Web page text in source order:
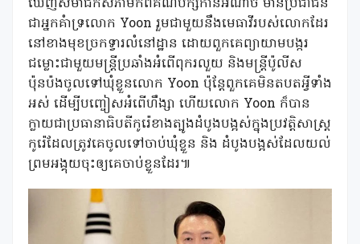
ឃើញសមាជិកសភាមកពីគណបក្សកាន់អំណាច មានប្រជាជន
ជាអ្នកគំាទ្រលោក Yoon រួមជាមួយនឹងមេធាវីរបស់លោកដែរ
នៅខាងមុខច្រកទ្វារលំនៅដ្ឋាន ដោយពួកគេព្យាយាមបង្ករ
ជម្លោះជាមួយមន្ត្រីប្រឆាំងអំពើពុករលួយ និងមន្រ្តីប៉ូលីស
ប៉ុនប៉ងចូលទៅឃុំខ្លួនលោក Yoon ប៉ុន្តែពួកគេមិនតបតអ្វីទាំង
អស់ ដើម្បីបញ្ចៀសអំពើហឹង្សា ហើយលោក Yoon ក៏បាន
ក្លាយជាប្រធានាធិបតីកូរ៉េខាងត្បូងដំបូងបង្អស់ក្នុងប្រវត្តិសាស្រ្ត
កូរ៉េដែលត្រូវគេចូលទៅចាប់ឃុំខ្លួន និង ដំបូងបង្អស់ដែលយល់
ព្រមអង្គុយចុះឲ្យគេចាប់ខ្លួនដែរ៕